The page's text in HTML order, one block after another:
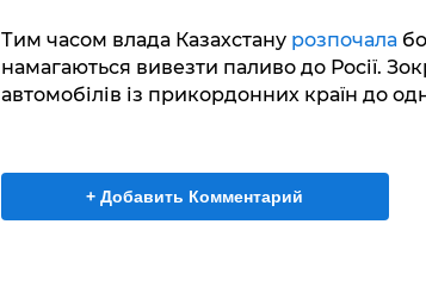
Тим часом влада Казахстану розпочала
намагаються вивезти паливо до Росії.
автомобілів із прикордонних країн до
+ Добавить Комментарий